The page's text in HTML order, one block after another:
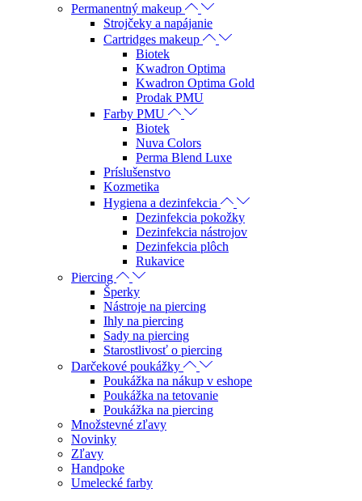
Permanentný makeup
Strojčeky a napájanie
Cartridges makeup
Biotek
Kwadron Optima
Kwadron Optima Gold
Prodak PMU
Farby PMU
Biotek
Nuva Colors
Perma Blend Luxe
Príslušenstvo
Kozmetika
Hygiena a dezinfekcia
Dezinfekcia pokožky
Dezinfekcia nástrojov
Dezinfekcia plôch
Rukavice
Piercing
Šperky
Nástroje na piercing
Ihly na piercing
Sady na piercing
Starostlivosť o piercing
Darčekové poukážky
Poukážka na nákup v eshope
Poukážka na tetovanie
Poukážka na piercing
Množstevné zľavy
Novinky
Zľavy
Handpoke
Umelecké farby